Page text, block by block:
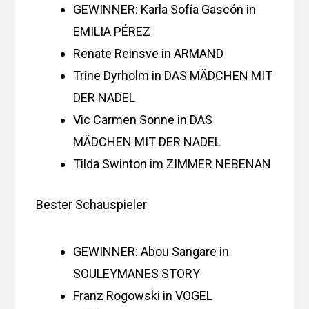
GEWINNER: Karla Sofía Gascón in
EMILIA PÉREZ
Renate Reinsve in ARMAND
Trine Dyrholm in DAS MÄDCHEN MIT
DER NADEL
Vic Carmen Sonne in DAS
MÄDCHEN MIT DER NADEL
Tilda Swinton im ZIMMER NEBENAN
Bester Schauspieler
GEWINNER: Abou Sangare in
SOULEYMANES STORY
Franz Rogowski in VOGEL